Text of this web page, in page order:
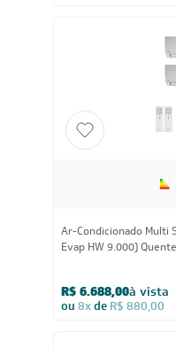
Ar-Condicionado Multi
Evap HW 9.000)
R$ 6.688,00à vista
ou 8xde R$ 880,00